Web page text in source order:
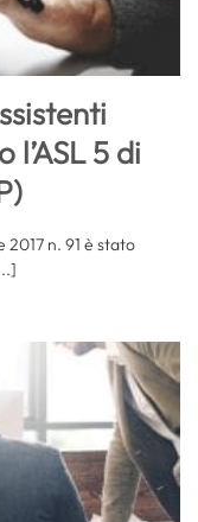
5 di
n. 91 è stato